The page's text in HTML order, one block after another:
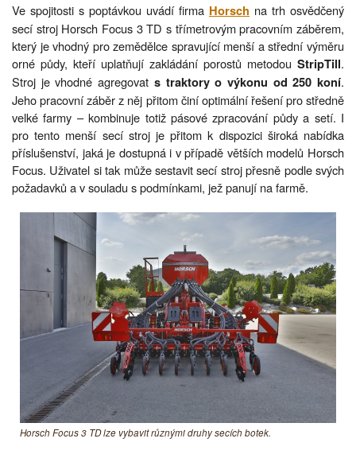
Ve spojitosti s poptávkou uvádí firma Horsch na trh osvědčený
secí stroj Horsch Focus 3 TD s třímetrovým pracovním záběrem,
který je vhodný pro zemědělce spravující menší a střední výměru
orné půdy, kteří uplatňují zakládání porostů metodou StripTill.
Stroj je vhodné agregovat s traktory o výkonu od 250 koní.
Jeho pracovní záběr z něj přitom činí optimální řešení pro středně
velké farmy – kombinuje totiž pásové zpracování půdy a setí. I
pro tento menší secí stroj je přitom k dispozici široká nabídka
příslušenství, jaká je dostupná i v případě větších modelů Horsch
Focus. Uživatel si tak může sestavit secí stroj přesně podle svých
požadavků a v souladu s podmínkami, jež panují na farmě.
Horsch Focus 3 TD lze vybavit různými druhy secích botek.